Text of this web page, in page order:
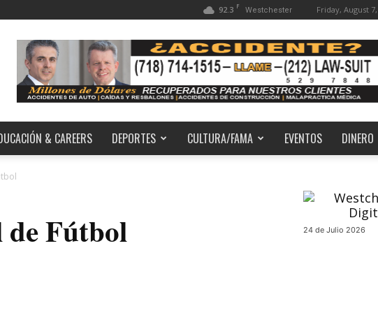
92.3 F Westchester Friday, August
& CAREERS DEPORTES CULTURA/FAMA EVENTOS DINERO
Fútbol 24 de Julio 2026